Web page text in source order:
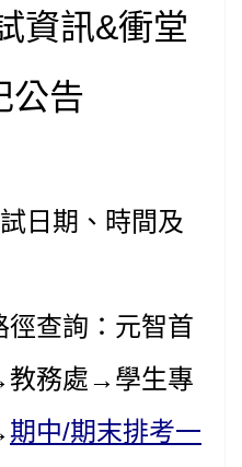
資訊&衝堂
公告
日期、時間及
徑查詢：元智首
務處→學生專
期中/期末排考一